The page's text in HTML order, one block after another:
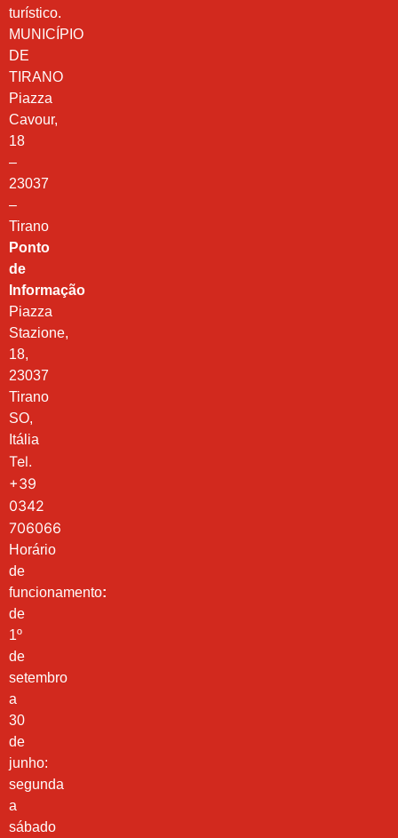
turístico.
MUNICÍPIO
DE
TIRANO
Piazza
Cavour,
18
–
23037
–
Tirano
Ponto
de
Informação
Piazza
Stazione,
18,
23037
Tirano
SO,
Itália
Tel.
+39
0342
706066
Horário
de
funcionamento:
de
1º
de
setembro
a
30
de
junho:
segunda
a
sábado